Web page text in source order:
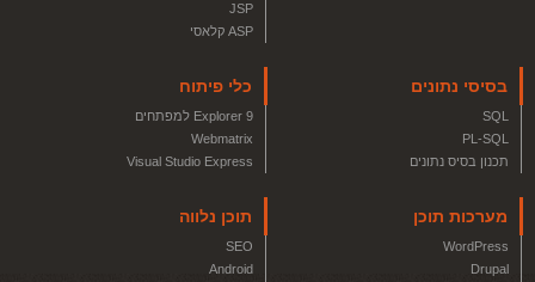
JSP
ASP קלאסי
בסיסי נתונים
SQL
PL-SQL
תכנון בסיס נתונים
כלי פיתוח
Explorer 9 למפתחים
Webmatrix
Visual Studio Express
מערכות תוכן
WordPress
Drupal
תוכן נלווה
SEO
Android